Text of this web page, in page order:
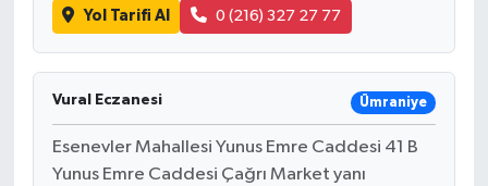
Yol Tarifi Al 0 (216) 327 27 77
Vural Eczanesi Ümraniye
Esenevler Mahallesi Yunus Emre Caddesi 41 B
Yunus Emre Caddesi Çağrı Market yanı